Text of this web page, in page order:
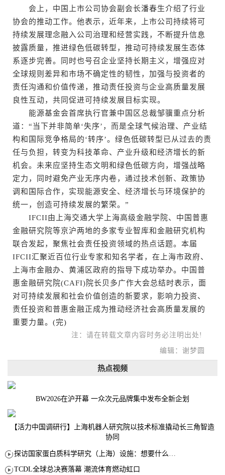
会上，中国上市公司协会副会长潘春生介绍了行业
协会的推动工作。他表示，近年来，上市公司持续将可
持续发展理念融入公司治理和经营实践，不断提升信息
披露质量，推进绿色低碳转型，推动可持续发展生态体
系逐步完善。同时也号召企业坚持长期主义，增强应对
全球规则差异和市场不确定性的韧性，加强与投资者的
责任沟通和价值传递，推动责任投资与企业高质量发展
良性互动，共同促进可持续发展目标实现。
能源基金会首席执行官兼中国区总裁邹骥重点分析
道：“当下并非简单‘失序’，而是全球气候治理、产业结
构和国际竞争格局的‘转序’。绿色低碳转型已从过去的责
任与负担，转变为科技革命、产业升级和经济增长的新
机会。未来应坚持生态文明和绿色低碳方向，增强战略
定力，同时避免产业无序内卷，通过技术创新、政策协
调和国际合作，实现能源安全、经济增长与环境保护的
统一，创造可持续发展的繁荣。”
IFCII由上海交通大学上海高级金融学院、中国普惠
金融研究院等京沪两地的多家专业智库和金融研究机构
联合发起，聚焦社会责任投资领域的热点话题。本届
IFCII汇聚近百位行业专家和知名学者，在上海市政府、
上海市金融办、黄浦区政府的指导下成功举办。中国普
惠金融研究院(CAFI)院长贝多广作大会总结时表示，面
对可持续发展和社会价值创造的新要求，影响力投资、
责任投资和普惠金融正成为推动经济社会高质量发展的
重要力量。(完)
注：请在转载文章内容时务必注明出处!
编辑：谢梦圆
热点视频
BW2026在沪开幕 一众次元品牌集中发布全新企划
【活力中国调研行】上海机器人研究院以技术标准撬动长三角智造
协同
TCDL全球总决赛落幕 潮流体育燃动虹口